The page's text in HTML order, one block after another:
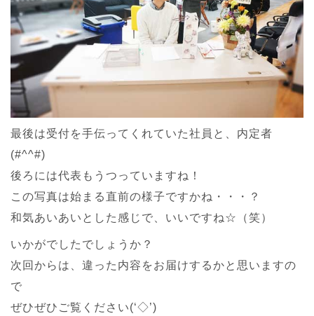
最後は受付を手伝ってくれていた社員と、内定者
(#^^#)
後ろには代表もうつっていますね！
この写真は始まる直前の様子ですかね・・・？
和気あいあいとした感じで、いいですね☆（笑）
いかがでしたでしょうか？
次回からは、違った内容をお届けするかと思いますの
で
ぜひぜひご覧ください(‘◇’)ゞ